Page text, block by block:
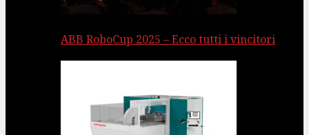
ABB RoboCup 2025 – Ecco tutti i vincitori